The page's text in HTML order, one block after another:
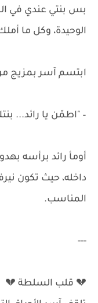
بس بنتي عندي في
الوحيدة، وكل ما
ابتسم آسر بمزيج
– "اطمّن يا رائد...
أومأ رائد برأسه
داخله، حيث تكون
المناسب.
---
💔 قلب السلطة 💔